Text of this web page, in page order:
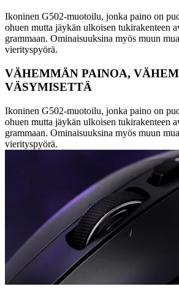
Ikoninen G502-muotoilu, jonka paino on
ohuen mutta jäykän ulkoisen tukirakenteen
grammaan. Ominaisuuksina myös muun
vierityspyörä.
VÄHEMMÄN PAINOA,
VÄSYMISETTÄ
Ikoninen G502-muotoilu, jonka paino on
ohuen mutta jäykän ulkoisen tukirakenteen
grammaan. Ominaisuuksina myös muun
vierityspyörä.